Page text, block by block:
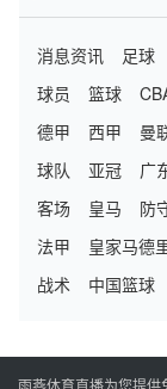
消息资讯 足球
球员
篮球
德甲
西甲 曼
球队
亚冠 广
客场
皇马 防
法甲
皇家马德
战术
中国篮球
雨燕体育直播为您提供